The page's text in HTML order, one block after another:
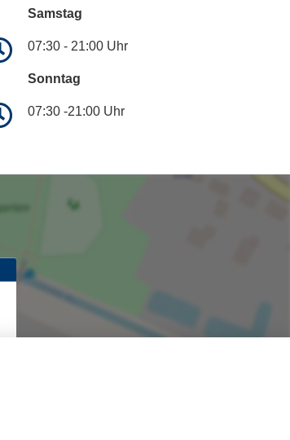
Samstag
07:30 - 21:00 Uhr
Sonntag
07:30 -21:00 Uhr